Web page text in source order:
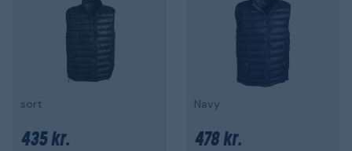
sort
435 kr.
Navy
478 kr.